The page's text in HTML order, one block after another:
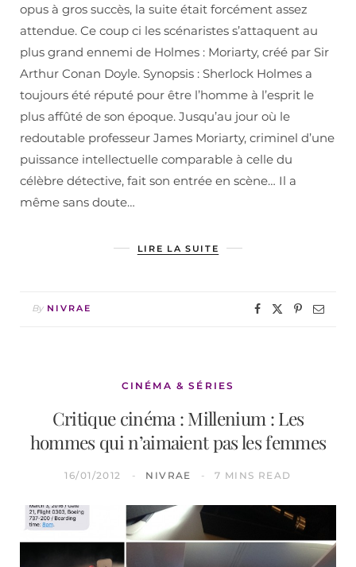
opus à gros succès, la suite était forcément assez
attendue. Ce coup ci les scénaristes s’attaquent au
plus grand ennemi de Holmes : Moriarty, créé par Sir
Arthur Conan Doyle. Synopsis : Sherlock Holmes a
toujours été réputé pour être l’homme à l’esprit le
plus affûté de son époque. Jusqu’au jour où le
redoutable professeur James Moriarty, criminel d’une
puissance intellectuelle comparable à celle du
célèbre détective, fait son entrée en scène… Il a
même sans doute…
LIRE LA SUITE
By NIVRAE
CINÉMA & SÉRIES
Critique cinéma : Millenium : Les
hommes qui n’aimaient pas les femmes
16/01/2012 NIVRAE 7 MINS READ